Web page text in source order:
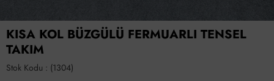
KISA KOL BÜZGÜLÜ FERMUARLI TENSEL
TAKIM
Stok Kodu (1304)